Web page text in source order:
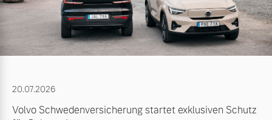
20.07.2026
Volvo Schwedenversicherung startet exklusiven Schutz